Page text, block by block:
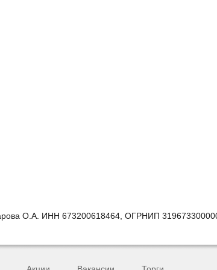
О.А. ИНН 673200618464, ОГРНИП